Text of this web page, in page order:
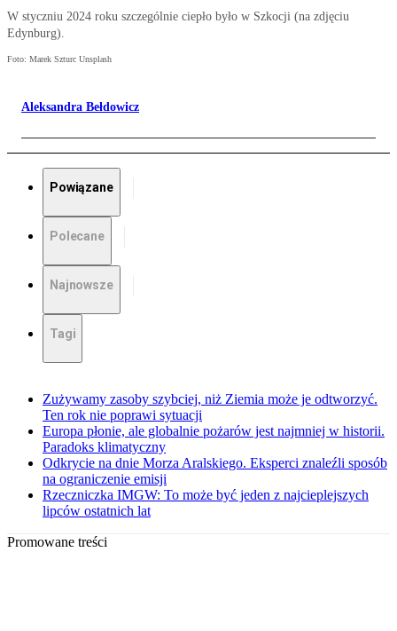
W styczniu 2024 roku szczególnie ciepło było w Szkocji (na zdjęciu
Edynburg).
Foto: Marek Szturc Unsplash
Aleksandra Bełdowicz
Powiązane
Polecane
Najnowsze
Tagi
Zużywamy zasoby szybciej, niż Ziemia może je odtworzyć.
Ten rok nie poprawi sytuacji
Europa płonie, ale globalnie pożarów jest najmniej w historii.
Paradoks klimatyczny
Odkrycie na dnie Morza Aralskiego. Eksperci znaleźli sposób
na ograniczenie emisji
Rzeczniczka IMGW: To może być jeden z najcieplejszych
lipców ostatnich lat
Promowane treści